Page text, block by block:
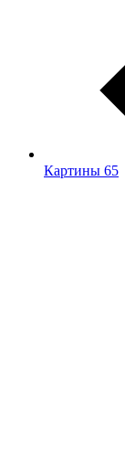
Картины 65